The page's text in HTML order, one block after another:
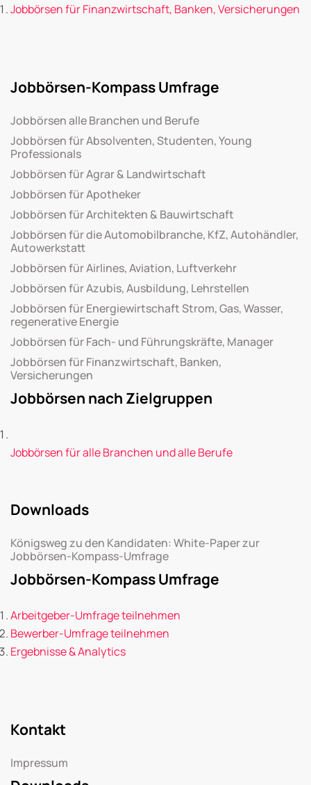
Jobbörsen für Finanzwirtschaft, Banken, Versicherungen
Jobbörsen-Kompass Umfrage
Jobbörsen alle Branchen und Berufe
Jobbörsen für Absolventen, Studenten, Young
Professionals
Jobbörsen für Agrar & Landwirtschaft
Jobbörsen für Apotheker
Jobbörsen für Architekten & Bauwirtschaft
Jobbörsen für die Automobilbranche, KfZ, Autohändler,
Autowerkstatt
Jobbörsen für Airlines, Aviation, Luftverkehr
Jobbörsen für Azubis, Ausbildung, Lehrstellen
Jobbörsen für Energiewirtschaft Strom, Gas, Wasser,
regenerative Energie
Jobbörsen für Fach- und Führungskräfte, Manager
Jobbörsen für Finanzwirtschaft, Banken,
Versicherungen
Jobbörsen nach Zielgruppen
Jobbörsen für alle Branchen und alle Berufe
Downloads
Königsweg zu den Kandidaten: White-Paper zur
Jobbörsen-Kompass-Umfrage
Jobbörsen-Kompass Umfrage
Arbeitgeber-Umfrage teilnehmen
Bewerber-Umfrage teilnehmen
Ergebnisse & Analytics
Kontakt
Impressum